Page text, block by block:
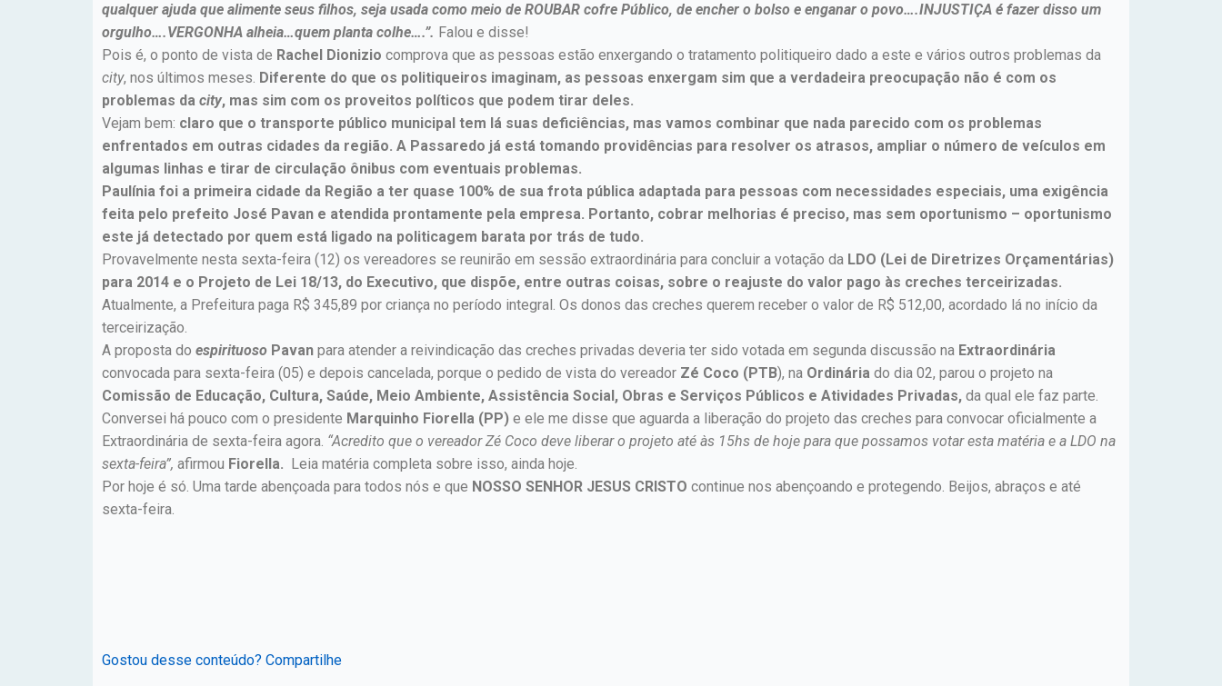
qualquer ajuda que alimente seus filhos, seja usada como meio de ROUBAR cofre Público, de encher o bolso e enganar o povo….INJUSTIÇA é fazer disso um
orgulho….VERGONHA alheia…quem planta colhe….”. Falou e disse!
Pois é, o ponto de vista de Rachel Dionizio comprova que as pessoas estão enxergando o tratamento politiqueiro dado a este e vários outros problemas da
city, nos últimos meses. Diferente do que os politiqueiros imaginam, as pessoas enxergam sim que a verdadeira preocupação não é com os
problemas da city, mas sim com os proveitos políticos que podem tirar deles.
Vejam bem: claro que o transporte público municipal tem lá suas deficiências, mas vamos combinar que nada parecido com os problemas
enfrentados em outras cidades da região. A Passaredo já está tomando providências para resolver os atrasos, ampliar o número de veículos em
algumas linhas e tirar de circulação ônibus com eventuais problemas.
Paulínia foi a primeira cidade da Região a ter quase 100% de sua frota pública adaptada para pessoas com necessidades especiais, uma exigência
feita pelo prefeito José Pavan e atendida prontamente pela empresa. Portanto, cobrar melhorias é preciso, mas sem oportunismo – oportunismo
este já detectado por quem está ligado na politicagem barata por trás de tudo.
Provavelmente nesta sexta-feira (12) os vereadores se reunirão em sessão extraordinária para concluir a votação da LDO (Lei de Diretrizes Orçamentárias)
para 2014 e o Projeto de Lei 18/13, do Executivo, que dispõe, entre outras coisas, sobre o reajuste do valor pago às creches terceirizadas.
Atualmente, a Prefeitura paga R$ 345,89 por criança no período integral. Os donos das creches querem receber o valor de R$ 512,00, acordado lá no início da
terceirização.
A proposta do espirituoso Pavan para atender a reivindicação das creches privadas deveria ter sido votada em segunda discussão na Extraordinária
convocada para sexta-feira (05) e depois cancelada, porque o pedido de vista do vereador Zé Coco (PTB), na Ordinária do dia 02, parou o projeto na
Comissão de Educação, Cultura, Saúde, Meio Ambiente, Assistência Social, Obras e Serviços Públicos e Atividades Privadas, da qual ele faz parte.
Conversei há pouco com o presidente Marquinho Fiorella (PP) e ele me disse que aguarda a liberação do projeto das creches para convocar oficialmente a
Extraordinária de sexta-feira agora. “Acredito que o vereador Zé Coco deve liberar o projeto até às 15hs de hoje para que possamos votar esta matéria e a LDO na
sexta-feira”, afirmou Fiorella. Leia matéria completa sobre isso, ainda hoje.
Por hoje é só. Uma tarde abençoada para todos nós e que NOSSO SENHOR JESUS CRISTO continue nos abençoando e protegendo. Beijos, abraços e até
sexta-feira.
Gostou desse conteúdo? Compartilhe